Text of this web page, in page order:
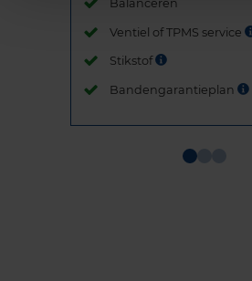
Balanceren
Ventiel of TPMS service
Stikstof
Bandengarantieplan